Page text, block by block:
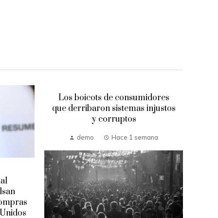
Los boicots de consumidores
que derribaron sistemas injustos
y corruptos
demo Hace 1 semana